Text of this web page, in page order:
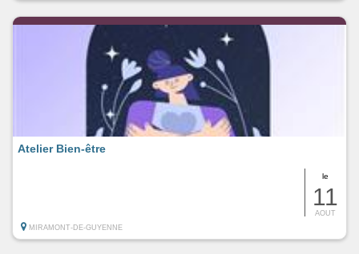
le
11
AOUT
Atelier Bien-être
MIRAMONT-DE-GUYENNE